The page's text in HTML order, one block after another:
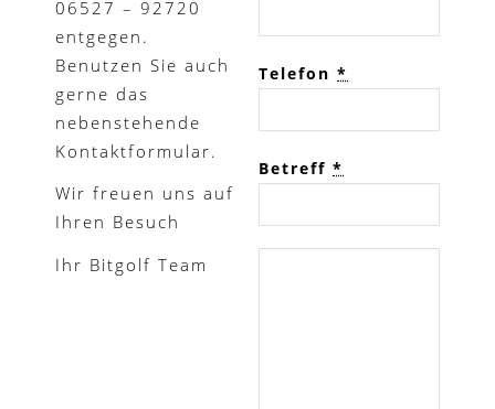
06527 – 92720
entgegen.
Benutzen Sie auch
gerne das
nebenstehende
Kontaktformular.
Wir freuen uns auf
Ihren Besuch
Ihr Bitgolf Team
Telefon*
Betreff*